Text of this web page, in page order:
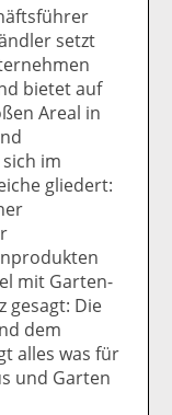
setzt
bietet auf
Areal in
im
gliedert:
mit Garten-
gesagt: Die
dem
alles was für
und Garten